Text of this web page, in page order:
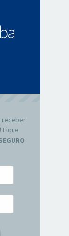
receber
Fique
SEGURO